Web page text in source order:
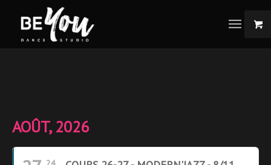
AOÛT, 2026